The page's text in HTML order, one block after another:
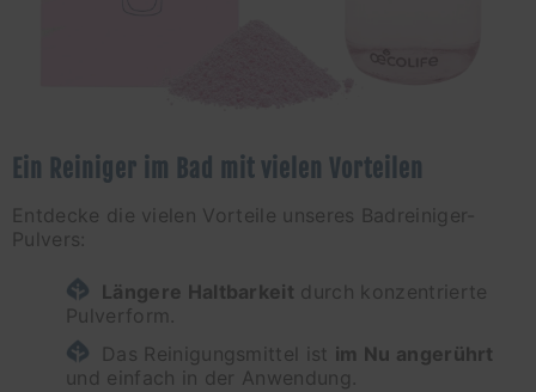
Ein Reiniger im Bad mit vielen Vorteilen
Entdecke die vielen Vorteile unseres Badreiniger-
Pulvers:
Längere Haltbarkeit durch konzentrierte
Pulverform.
Das Reinigungsmittel ist im Nu angerührt
und einfach in der Anwendung.